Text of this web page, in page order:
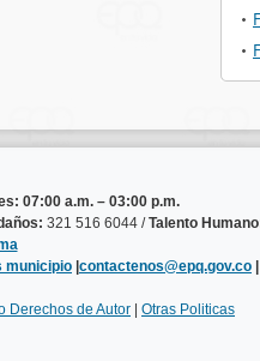
07:00 a.m. – 03:00 p.m.
321 516 6044 /Talento
municipio contactenos@epq.gov.co
Derechos de Autor Otras Politicas